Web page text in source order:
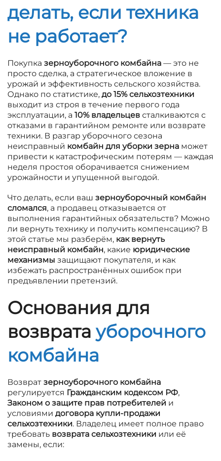
делать, если техника
не работает?
Покупка зерноуборочного комбайна — это не
просто сделка, а стратегическое вложение в
урожай и эффективность сельского хозяйства.
Однако по статистике, до 15% сельхозтехники
выходит из строя в течение первого года
эксплуатации, а 10% владельцев сталкиваются с
отказами в гарантийном ремонте или возврате
техники. В разгар уборочного сезона
неисправный комбайн для уборки зерна может
привести к катастрофическим потерям — каждая
неделя простоя оборачивается снижением
урожайности и упущенной выгодой.
Что делать, если ваш зерноуборочный комбайн
сломался, а продавец отказывается от
выполнения гарантийных обязательств? Можно
ли вернуть технику и получить компенсацию? В
этой статье мы разберём, как вернуть
неисправный комбайн, какие юридические
механизмы защищают покупателя, и как
избежать распространённых ошибок при
предъявлении претензий.
Основания для
возврата уборочного
комбайна
Возврат зерноуборочного комбайна
регулируется Гражданским кодексом РФ,
Законом о защите прав потребителей и
условиями договора купли-продажи
сельхозтехники. Владелец имеет полное право
требовать возврата сельхозтехники или её
замены, если: